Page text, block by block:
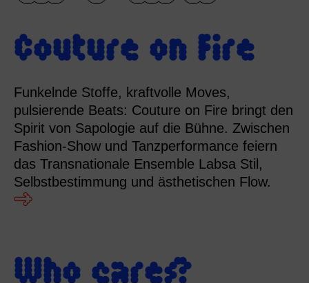
Couture on Fire
Funkelnde Stoffe, kraftvolle Moves,
pulsierende Beats: Couture on Fire bringt den
Spirit von Sapologie auf die Bühne. Zwischen
Fashion-Show und Tanzperformance feiern
das Transnationale Ensemble Labsa Stil,
Selbstbestimmung und ästhetischen Flow.
Who cares?